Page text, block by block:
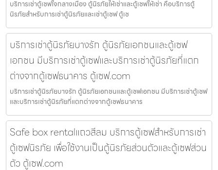
บริการเช่าตู้เซฟใจกลางเมือง ตู้นิรภัยให้เช่าและตู้เซฟให้เช่า คือบริการตู้
นิรภัยสำหรับการเช่าตู้นิรภัยและเช่าตู้เซฟ ตู้เซ
บริการเช่าตู้นิรภัยบางรัก ตู้นิรภัยเอกชนและตู้เซฟ
เอกชน มีบริการเช่าตู้เซฟและบริการเช่าตู้นิรภัยที่แตก
ต่างจากตู้เซฟธนาคาร ตู้เซฟ.com
บริการเช่าตู้นิรภัยบางรัก ตู้นิรภัยเอกชนและตู้เซฟเอกชน มีบริการเช่าตู้เซฟ
และบริการเช่าตู้นิรภัยที่แตกต่างจากตู้เซฟธนาคาร
Safe box rentalแถวสีลม บริการตู้เซฟสำหรับการเช่า
ตู้เซฟนิรภัย เพื่อใช้งานเป็นตู้นิรภัยส่วนตัวและตู้เซฟส่วน
ตัว ตู้เซฟ.com